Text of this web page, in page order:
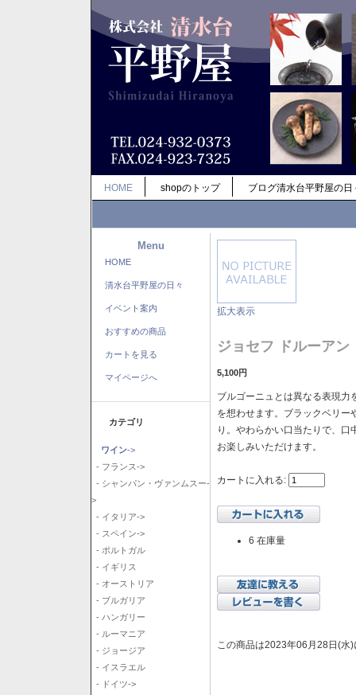
HOME shopのトップ ブログ清水台平野屋の日
Menu
HOME
清水台平野屋の日々
イベント案内
おすすめの商品
カートを見る
マイページへ
カテゴリ
ワイン->
- フランス->
- シャンパン・ヴァンムスー-
>
- イタリア->
- スペイン->
- ポルトガル
- イギリス
- オーストリア
- ブルガリア
- ハンガリー
- ルーマニア
- ジョージア
- イスラエル
- ドイツ->
拡大表示
ジョセフ ドルーア
5,100円
ブルゴーニュとは異なる表現力
を想わせます。ブラックベリー
り。やわらかい口当たりで、
お楽しみいただけます。
カートに入れる:
6 在庫量
この商品は2023年06月28日(水